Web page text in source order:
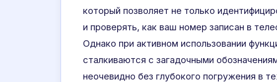
который позволяет не только
и проверять, как ваш номер записан в
Однако при активном использовании
сталкиваются с загадочными
неочевидно без глубокого погружения в